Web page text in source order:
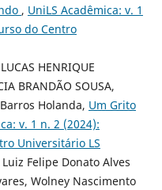
, UniLS Acadêmica: v. 1
do Centro
HENRIQUE
BRANDÃO SOUSA,
Holanda, Um Grito
v. 1 n. 2 (2024):
Universitário LS
Felipe Donato Alves
Wolney Nascimento